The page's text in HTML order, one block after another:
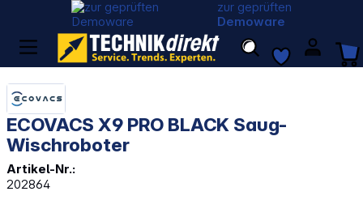
zur geprüften
Demoware
ECOVACS X9 PRO BLACK Saug-
Wischroboter
Artikel-Nr.:
202864